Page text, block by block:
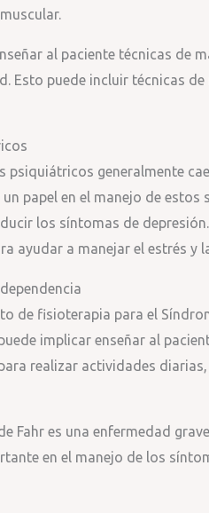
al paciente técnicas de
Esto puede incluir técnicas
psiquiátricos generalmente
papel en el manejo de
los síntomas de
ayudar a manejar el estrés y
de fisioterapia para el
implicar enseñar al
realizar actividades
Fahr es una enfermedad
en el manejo de los